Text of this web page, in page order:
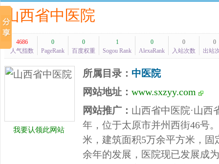
山西省中医院
4686
人气指数
0
PageRank
0
百度权重
1
Sogou Rank
0
AlexaRank
0
入站次数
0
出站
我要认领此网站
所属目录： 中医院
网站地址： www.sxzyy.com
网站推广： 山西省中医院·山西
年，位于太原市并州西街46号
米，建筑面积5万余平方米，固
余年的发展，医院现已发展成